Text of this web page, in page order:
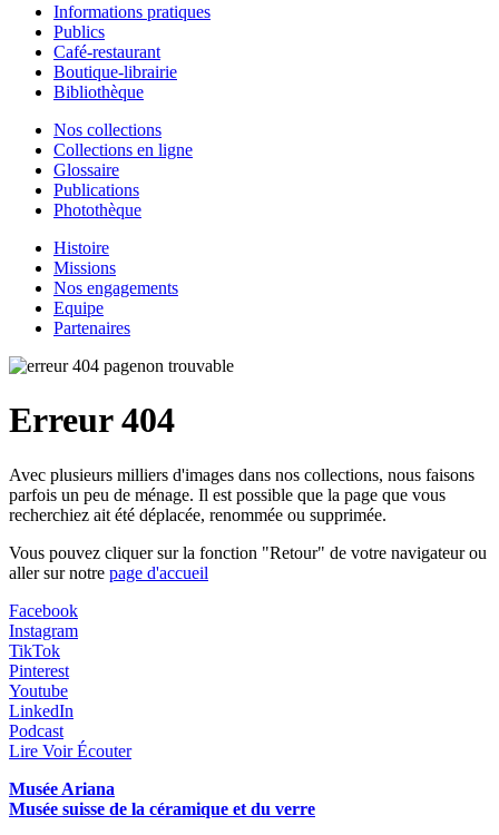
Informations pratiques
Publics
Café-restaurant
Boutique-librairie
Bibliothèque
Nos collections
Collections en ligne
Glossaire
Publications
Photothèque
Histoire
Missions
Nos engagements
Equipe
Partenaires
Erreur 404
Avec plusieurs milliers d'images dans nos collections, nous faisons
parfois un peu de ménage. Il est possible que la page que vous
recherchiez ait été déplacée, renommée ou supprimée.
Vous pouvez cliquer sur la fonction "Retour" de votre navigateur ou
aller sur notre page d'accueil
Facebook
Instagram
TikTok
Pinterest
Youtube
LinkedIn
Podcast
Lire Voir Écouter
Musée Ariana
Musée suisse de la céramique et du verre